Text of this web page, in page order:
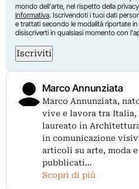
mondo dell'arte, nel rispetto della
informativa. Iscrivendoti i tuoi dati
e trattati secondo le modalità riportate in
disiscriverti in qualsiasi momento con
Iscriviti
Marco Annunziata
Marco Annunziata,
vive e lavora tra Italia,
laureato in
in comunicazione
articoli su arte, moda
pubblicati…
Scopri di più